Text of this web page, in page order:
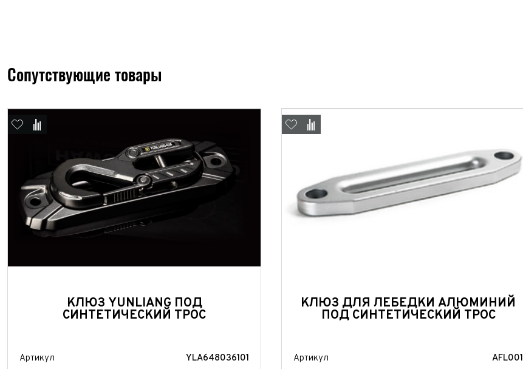
Сопутствующие товары
КЛЮЗ YUNLIANG ПОД
СИНТЕТИЧЕСКИЙ ТРОС
Артикул YLA648036101
КЛЮЗ ДЛЯ ЛЕБЕДКИ АЛЮМИНИЙ
ПОД СИНТЕТИЧЕСКИЙ ТРОС
Артикул AFL001